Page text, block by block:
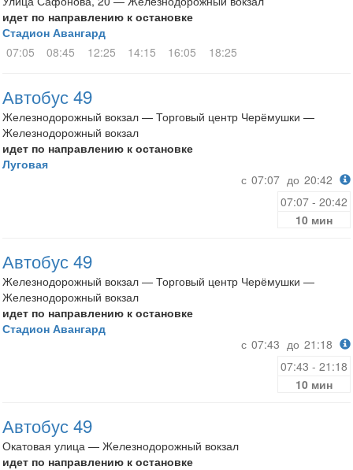
идет по направлению к остановке
Стадион Авангард
07:05
08:45 12:25 14:15 16:05 18:25
Автобус 49
Железнодорожный вокзал — Торговый центр Черёмушки —
Железнодорожный вокзал
идет по направлению к остановке
Луговая
с 07:07 до 20:42
07:07 - 20:42
10 мин
Автобус 49
Железнодорожный вокзал — Торговый центр Черёмушки —
Железнодорожный вокзал
идет по направлению к остановке
Стадион Авангард
с 07:43 до 21:18
07:43 - 21:18
10 мин
Автобус 49
Окатовая улица — Железнодорожный вокзал
идет по направлению к остановке